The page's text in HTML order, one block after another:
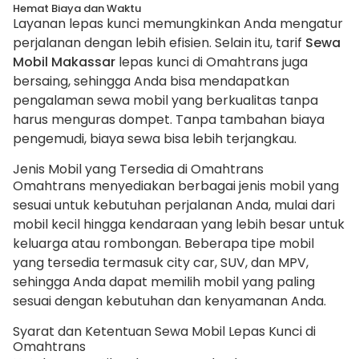
Hemat Biaya dan Waktu
Layanan lepas kunci memungkinkan Anda mengatur
perjalanan dengan lebih efisien. Selain itu, tarif Sewa
Mobil Makassar lepas kunci di Omahtrans juga
bersaing, sehingga Anda bisa mendapatkan
pengalaman sewa mobil yang berkualitas tanpa
harus menguras dompet. Tanpa tambahan biaya
pengemudi, biaya sewa bisa lebih terjangkau.
Jenis Mobil yang Tersedia di Omahtrans
Omahtrans menyediakan berbagai jenis mobil yang
sesuai untuk kebutuhan perjalanan Anda, mulai dari
mobil kecil hingga kendaraan yang lebih besar untuk
keluarga atau rombongan. Beberapa tipe mobil
yang tersedia termasuk city car, SUV, dan MPV,
sehingga Anda dapat memilih mobil yang paling
sesuai dengan kebutuhan dan kenyamanan Anda.
Syarat dan Ketentuan Sewa Mobil Lepas Kunci di
Omahtrans